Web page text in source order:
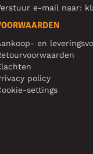
e-mail naar:
en
policy
settings